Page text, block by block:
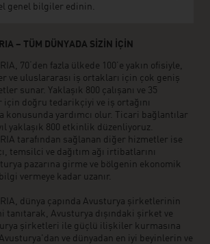
genel bilgiler edinin.
– TÜM DÜNYADA SİZİN İÇİN
70‘den fazla ülkede 100’e yakın ofisiyle,
ve uluslararası iş ortakları için çok geniş
sunar. Yaklaşık 800 çalışanı ve 35
için doğru tedarikçiyi ve iş ortağını
konusunda yardımcı olur. Ticari bağlantılar
yaklaşık 800 etkinlik düzenliyoruz.
tarafından sağlanan diğer hizmetler ise
temsilci ve dağıtım ağı irtibatlarını
pazarına girme ve bölgenin ekonomik
vermeye kadar uzanır.
dünya çapında Avusturya şirketlerinin
tanıtarak, Avusturya dışındaki şirket ve
şirketleri ile güçlü ilişkiler kurmasına
ve dünyadan en iyi beyinlerin ve